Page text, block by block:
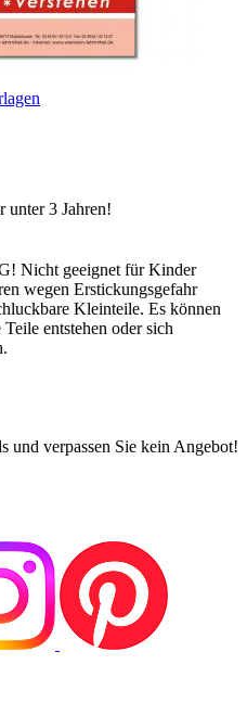
unter 3 Jahren!
Nicht geeignet für Kinder
wegen Erstickungsgefahr
Kleinteile. Es können
entstehen oder sich
und verpassen Sie kein Angebot!